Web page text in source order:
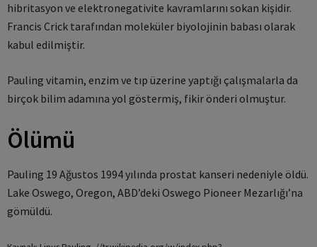
hibritasyon ve elektronegativite kavramlarını sokan kişidir.
Francis Crick tarafından moleküler biyolojinin babası olarak
kabul edilmiştir.
Pauling vitamin, enzim ve tıp üzerine yaptığı çalışmalarla da
birçok bilim adamına yol göstermiş, fikir önderi olmuştur.
Ölümü
Pauling 19 Ağustos 1994 yılında prostat kanseri nedeniyle öldü.
Lake Oswego, Oregon, ABD’deki Oswego Pioneer Mezarlığı’na
gömüldü.